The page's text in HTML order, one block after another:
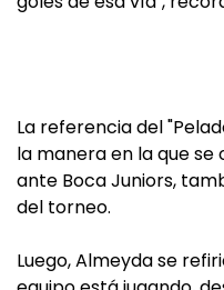
La referencia del
la manera en la que
ante Boca Juniors,
del torneo.
Luego, Almeyda se